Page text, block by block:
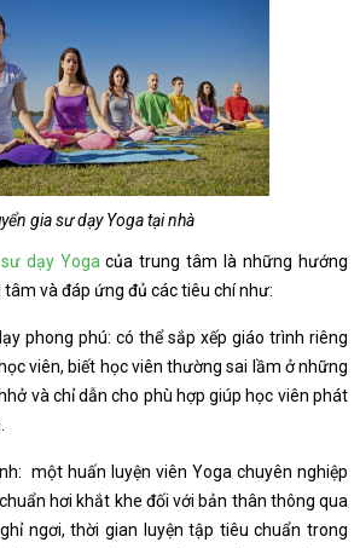
gia sư dạy Yoga tại nhà
dạy Yoga của trung tâm là những hướng
và đáp ứng đủ các tiêu chí như:
phong phú: có thể sắp xếp giáo trình riêng
viên, biết học viên thường sai lầm ở những
và chỉ dẫn cho phù hợp giúp học viên phát
một huấn luyện viên Yoga chuyên nghiệp
hơi khắt khe đối với bản thân thông qua
ngơi, thời gian luyện tập tiêu chuẩn trong